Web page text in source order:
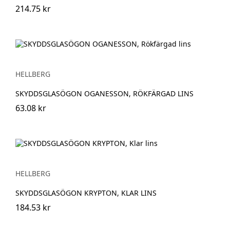
214.75 kr
HELLBERG
SKYDDSGLASÖGON OGANESSON, RÖKFÄRGAD LINS
63.08 kr
HELLBERG
SKYDDSGLASÖGON KRYPTON, KLAR LINS
184.53 kr